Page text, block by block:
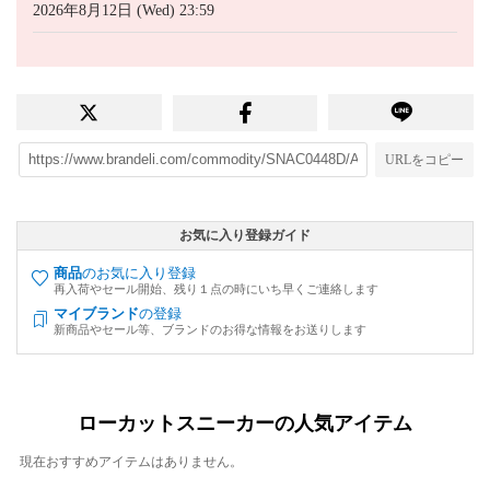
2026年8月12日 (Wed) 23:59
URLをコピー
お気に入り登録ガイド
商品のお気に入り登録
再入荷やセール開始、残り１点の時にいち早くご連絡します
マイブランドの登録
新商品やセール等、ブランドのお得な情報をお送りします
ローカットスニーカーの人気アイテム
現在おすすめアイテムはありません。